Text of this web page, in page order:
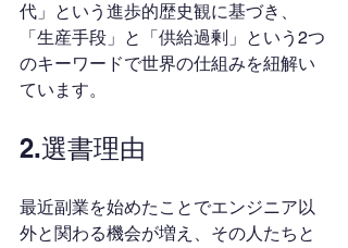
代」という進歩的歴史観に基づき、
「生産手段」と「供給過剰」という2つ
のキーワードで世界の仕組みを紐解い
ています。
2.選書理由
最近副業を始めたことでエンジニア以
外と関わる機会が増え、その人たちと